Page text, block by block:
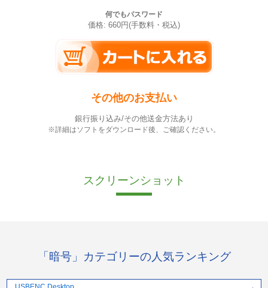
何でもパスワード
価格: 660円(手数料・税込)
その他のお支払い
銀行振り込み/その他送金方法あり
※詳細はソフトをダウンロード後、ご確認ください。
スクリーンショット
「暗号」カテゴリーの人気ランキング